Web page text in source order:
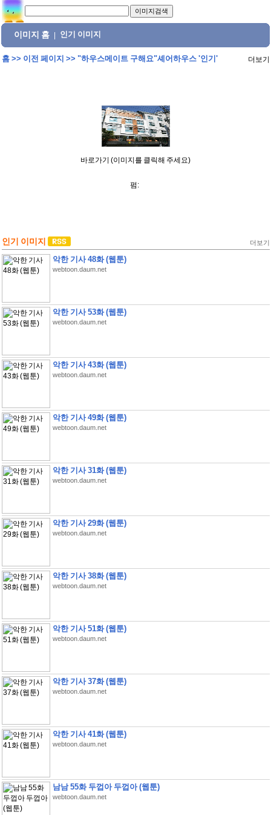
이미지 홈 인기 이미지
홈>> 이전 페이지 >> "하우스메이트 구해요"셰어하우스 '인기' 더보기
바로가기 (이미지를 클릭해 주세요)
펌:
인기 이미지 더보기
악한 기사 48화 (웹툰)
webtoon.daum.net
악한 기사 53화 (웹툰)
webtoon.daum.net
악한 기사 43화 (웹툰)
webtoon.daum.net
악한 기사 49화 (웹툰)
webtoon.daum.net
악한 기사 31화 (웹툰)
webtoon.daum.net
악한 기사 29화 (웹툰)
webtoon.daum.net
악한 기사 38화 (웹툰)
webtoon.daum.net
악한 기사 51화 (웹툰)
webtoon.daum.net
악한 기사 37화 (웹툰)
webtoon.daum.net
악한 기사 41화 (웹툰)
webtoon.daum.net
남남 55화 두껍아 두껍아 (웹툰)
webtoon.daum.net